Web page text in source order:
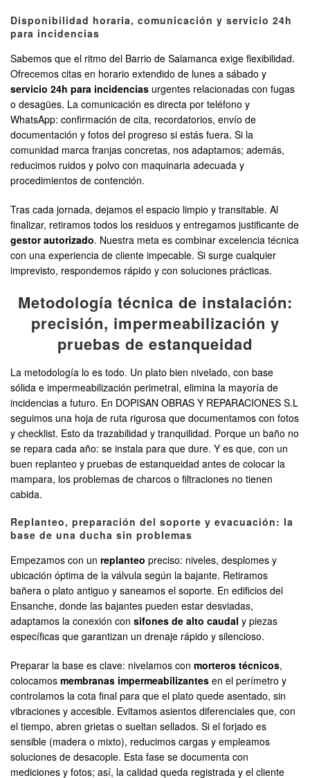
Disponibilidad horaria, comunicación y servicio 24h
para incidencias
Sabemos que el ritmo del Barrio de Salamanca exige flexibilidad.
Ofrecemos citas en horario extendido de lunes a sábado y
servicio 24h para incidencias urgentes relacionadas con fugas
o desagües. La comunicación es directa por teléfono y
WhatsApp: confirmación de cita, recordatorios, envío de
documentación y fotos del progreso si estás fuera. Si la
comunidad marca franjas concretas, nos adaptamos; además,
reducimos ruidos y polvo con maquinaria adecuada y
procedimientos de contención.
Tras cada jornada, dejamos el espacio limpio y transitable. Al
finalizar, retiramos todos los residuos y entregamos justificante de
gestor autorizado. Nuestra meta es combinar excelencia técnica
con una experiencia de cliente impecable. Si surge cualquier
imprevisto, respondemos rápido y con soluciones prácticas.
Metodología técnica de instalación:
precisión, impermeabilización y
pruebas de estanqueidad
La metodología lo es todo. Un plato bien nivelado, con base
sólida e impermeabilización perimetral, elimina la mayoría de
incidencias a futuro. En DOPISAN OBRAS Y REPARACIONES S.L
seguimos una hoja de ruta rigurosa que documentamos con fotos
y checklist. Esto da trazabilidad y tranquilidad. Porque un baño no
se repara cada año: se instala para que dure. Y es que, con un
buen replanteo y pruebas de estanqueidad antes de colocar la
mampara, los problemas de charcos o filtraciones no tienen
cabida.
Replanteo, preparación del soporte y evacuación: la
base de una ducha sin problemas
Empezamos con un replanteo preciso: niveles, desplomes y
ubicación óptima de la válvula según la bajante. Retiramos
bañera o plato antiguo y saneamos el soporte. En edificios del
Ensanche, donde las bajantes pueden estar desviadas,
adaptamos la conexión con sifones de alto caudal y piezas
específicas que garantizan un drenaje rápido y silencioso.
Preparar la base es clave: nivelamos con morteros técnicos,
colocamos membranas impermeabilizantes en el perímetro y
controlamos la cota final para que el plato quede asentado, sin
vibraciones y accesible. Evitamos asientos diferenciales que, con
el tiempo, abren grietas o sueltan sellados. Si el forjado es
sensible (madera o mixto), reducimos cargas y empleamos
soluciones de desacople. Esta fase se documenta con
mediciones y fotos; así, la calidad queda registrada y el cliente